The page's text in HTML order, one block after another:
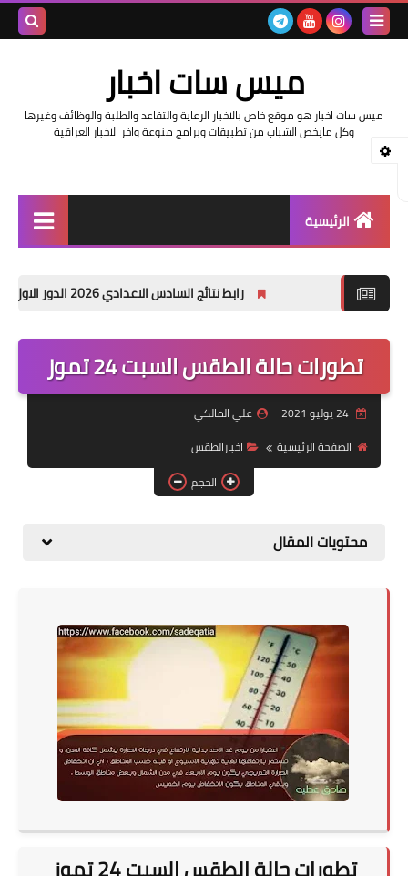
ميس سات اخبار
ميس سات اخبار هو موقع خاص بالاخبار الرعاية والتقاعد والطلبة والوظائف وغيرها
وكل مايخص الشباب من تطبيقات وبرامج منوعة واخر الاخبار العراقية
الرئيسية
اخبار وزارة التربية والتعليم
اخبار وزارة العمل وهيئة
التقاعد
قسم التطبيقات
قطع الاراضي
رابط نتائج السادس الاعدادي 2026 الدور الاول في العراق | موقع نتائجنا
تطورات حالة الطقس السبت 24 تموز
24 يوليو 2021
علي المالكي
الصفحة الرئيسية
اخبارالطقس
الحجم
محتويات المقال